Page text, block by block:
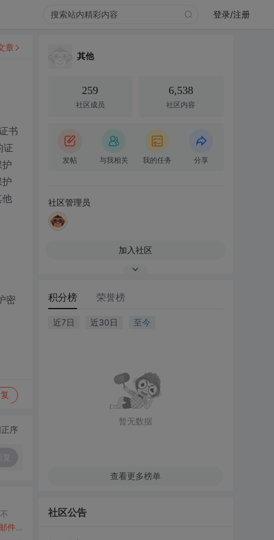
登录/注册
书
证
他
密
章
序
邮件
其他
259
社区成员
6,538
社区内容
发帖 与我相关 我的任务 分享
社区管理员
加入社区
积分榜 荣誉榜
近7日 近30日 至今
暂无数据
查看更多榜单
社区公告